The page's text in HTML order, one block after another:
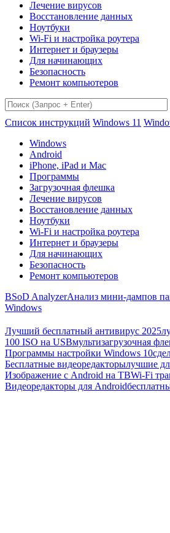
Лечение вирусов
Восстановление данных
Ноутбуки
Wi-Fi и настройка роутера
Интернет и браузеры
Для начинающих
Безопасность
Ремонт компьютеров
Список инструкций Windows 11
Windows
Android
iPhone, iPad и Mac
Программы
Загрузочная флешка
Лечение вирусов
Восстановление данных
Ноутбуки
Wi-Fi и настройка роутера
Интернет и браузеры
Для начинающих
Безопасность
Ремонт компьютеров
BSoD AnalyzerАнализ мини-дампов
Windows
Лучший бесплатный антивирус 2025
100 ISO на USBмультизагрузочная
Программы настройки Windows 10
Бесплатные видеоредакторылучшие
Изображение с Android на ТВWi-Fi
Видеоредакторы для Android